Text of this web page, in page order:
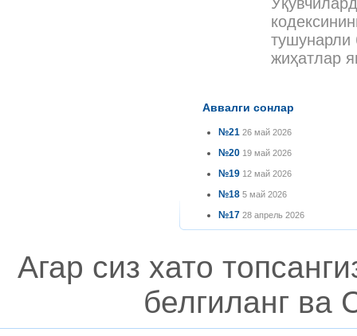
тушунарли
жиҳатлар
Аввалги сонлар
№21 26 май 2026
№20 19 май 2026
№19 12 май 2026
№18 5 май 2026
№17 28 апрель 2026
Агар сиз хато
белгиланг ва